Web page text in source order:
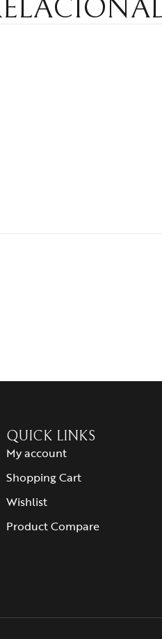
QUICK LINKS
My account
Shopping Cart
Wishlist
Product Compare